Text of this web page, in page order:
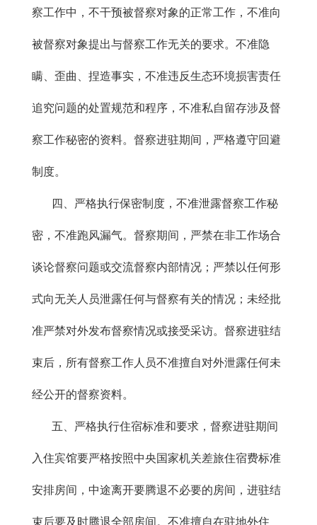
察工作中，不干预被督察对象的正常工作，不准向
被督察对象提出与督察工作无关的要求。不准隐
瞒、歪曲、捏造事实，不准违反生态环境损害责任
追究问题的处置规范和程序，不准私自留存涉及督
察工作秘密的资料。督察进驻期间，严格遵守回避
制度。
四、严格执行保密制度，不准泄露督察工作秘
密，不准跑风漏气。督察期间，严禁在非工作场合
谈论督察问题或交流督察内部情况；严禁以任何形
式向无关人员泄露任何与督察有关的情况；未经批
准严禁对外发布督察情况或接受采访。督察进驻结
束后，所有督察工作人员不准擅自对外泄露任何未
经公开的督察资料。
五、严格执行住宿标准和要求，督察进驻期间
入住宾馆要严格按照中央国家机关差旅住宿费标准
安排房间，中途离开要腾退不必要的房间，进驻结
束后要及时腾退全部房间。不准擅自在驻地外住